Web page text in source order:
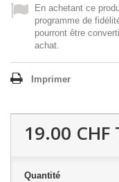
En achetant ce
programme de
pourront être
achat.
Imprimer
19.00 CHF
Quantité